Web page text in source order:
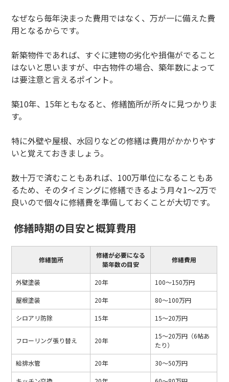
なぜなら毎年決まった費用ではなく、万が一に備えた費
用となるからです。
新築物件であれば、すぐに建物の劣化や損傷がでること
はないと思いますが、中古物件の場合、築年数によって
は要注意と言えるポイント。
築10年、15年ともなると、修繕箇所が所々に見つかりま
す。
特に外壁や屋根、水回りなどの修繕は費用がかかりやす
いと覚えておきましょう。
数十万で済むこともあれば、100万単位になることもあ
るため、そのタイミングに修繕できるよう月々1～2万で
良いので個々に修繕費を準備しておくことが大切です。
修繕時期の目安と概算費用
修繕箇所
修繕が必要になる
築年数の目安
修繕費用
外壁塗装 20年 100～150万円
屋根塗装 20年 80～100万円
シロアリ防除 15年 15～20万円
フローリング張り替え 20年
15～20万円（6帖あ
たり）
給排水管 20年 30～50万円